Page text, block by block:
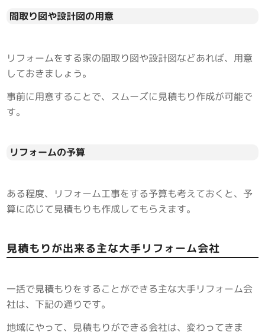
間取り図や設計図の用意
リフォームをする家の間取り図や設計図などあれば、用意
しておきましょう。
事前に用意することで、スムーズに見積もり作成が可能で
す。
リフォームの予算
ある程度、リフォーム工事をする予算も考えておくと、予
算に応じて見積もりも作成してもらえます。
見積もりが出来る主な大手リフォーム会社
一括で見積もりをすることができる主な大手リフォーム会
社は、下記の通りです。
地域にやって、見積もりができる会社は、変わってきま